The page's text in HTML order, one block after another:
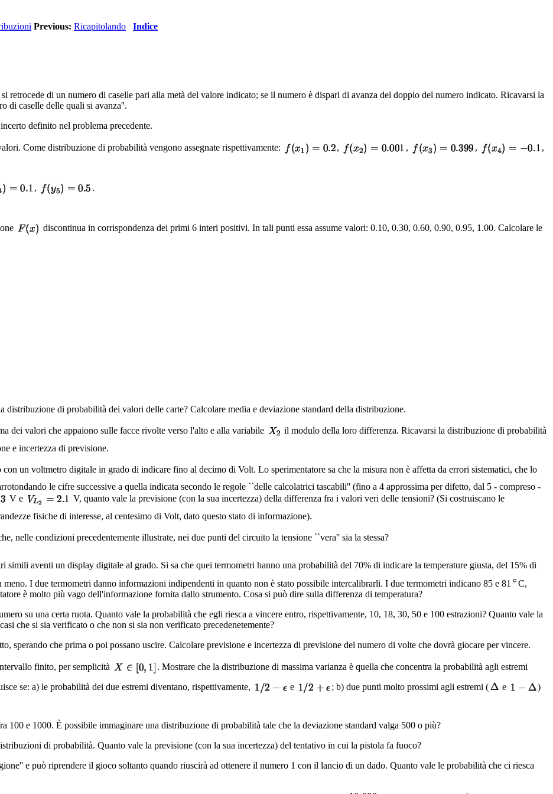
Previous: Ricapitolando Indice
retrocede di un numero di caselle pari alla metà del valore indicato; se il numero è dispari di avanza del doppio del numero indicato. Ricavarsi la
di caselle delle quali si avanza''.
definito nel problema precedente.
Come distribuzione di probabilità vengono assegnate rispettivamente: , , ,
,
,
.
discontinua in corrispondenza dei primi 6 interi positivi. In tali punti essa assume valori: 0.10, 0.30, 0.60, 0.90, 0.95, 1.00. Calcolare le
distribuzione di probabilità dei valori delle carte? Calcolare media e deviazione standard della distribuzione.
dei valori che appaiono sulle facce rivolte verso l'alto e alla variabile
il modulo della loro differenza. Ricavarsi la distribuzione di probabilità
e incertezza di previsione.
un voltmetro digitale in grado di indicare fino al decimo di Volt. Lo sperimentatore sa che la misura non è affetta da errori sistematici, che lo
le cifre successive a quella indicata secondo le regole ``delle calcolatrici tascabili'' (fino a 4 approssima per difetto, dal 5 - compreso -
V e
V, quanto vale la previsione (con la sua incertezza) della differenza fra i valori veri delle tensioni? (Si costruiscano le
fisiche di interesse, al centesimo di Volt, dato questo stato di informazione).
nelle condizioni precedentemente illustrate, nei due punti del circuito la tensione ``vera'' sia la stessa?
simili aventi un display digitale al grado. Si sa che quei termometri hanno una probabilità del 70% di indicare la temperature giusta, del 15% di
I due termometri danno informazioni indipendenti in quanto non è stato possibile intercalibrarli. I due termometri indicano 85 e 81
C,
è molto più vago dell'informazione fornita dallo strumento. Cosa si può dire sulla differenza di temperatura?
su una certa ruota. Quanto vale la probabilità che egli riesca a vincere entro, rispettivamente, 10, 18, 30, 50 e 100 estrazioni? Quanto vale la
che si sia verificato o che non si sia non verificato precedenetemente?
sperando che prima o poi possano uscire. Calcolare previsione e incertezza di previsione del numero di volte che dovrà giocare per vincere.
finito, per semplicità
. Mostrare che la distribuzione di massima varianza è quella che concentra la probabilità agli estremi
se: a) le probabilità dei due estremi diventano, rispettivamente,
e ; b) due punti molto prossimi agli estremi ( e
)
100 e 1000. È possibile immaginare una distribuzione di probabilità tale che la deviazione standard valga 500 o più?
di probabilità. Quanto vale la previsione (con la sua incertezza) del tentativo in cui la pistola fa fuoco?
e può riprendere il gioco soltanto quando riuscirà ad ottenere il numero 1 con il lancio di un dado. Quanto vale le probabilità che ci riesca